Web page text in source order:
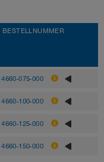
BESTELLNUMMER
4660-075-000
4660-100-000
4660-125-000
4660-150-000